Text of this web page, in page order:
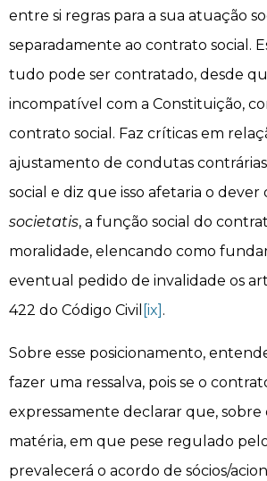
entre si regras para a sua atuação
separadamente ao contrato social.
tudo pode ser contratado, desde
incompatível com a Constituição,
contrato social. Faz críticas em
ajustamento de condutas
social e diz que isso afetaria o dever
societatis, a função social do
moralidade, elencando como
eventual pedido de invalidade os
422 do Código Civil [ix] .
Sobre esse posicionamento,
fazer uma ressalva, pois se o
expressamente declarar que,
matéria, em que pese regulado
prevalecerá o acordo de sócios/